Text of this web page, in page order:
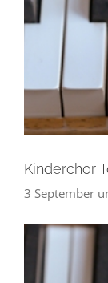
Kinderchor
3 September